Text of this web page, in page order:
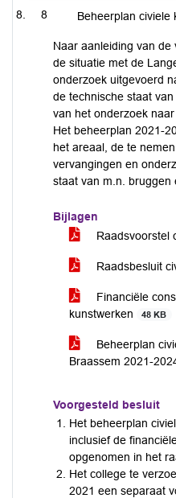
8 Beheerplan civiele
Naar aanleiding van de
de situatie met de
onderzoek uitgevoerd
de technische staat
van het onderzoek
Het beheerplan 2021-
het areaal, de te
vervangingen en
staat van m.n. bruggen
Bijlagen
Raadsvoorstel
Raadsbesluit
Financiële
kunstwerken
48 KB
Beheerplan
Braassem 2021-
Voorgesteld besluit
Het beheerplan
inclusief de
opgenomen in het
Het college te
2021 een separaat